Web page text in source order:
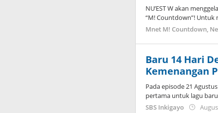
NU’EST W akan
“M! Countdown”!
Mnet M! Countdown,
Baru 14 Hari
Kemenangan
Pada episode 21
pertama untuk lagu
SBS Inkigayo